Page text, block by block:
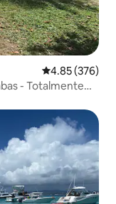
Calificación
4.85 (376)
- Totalmente